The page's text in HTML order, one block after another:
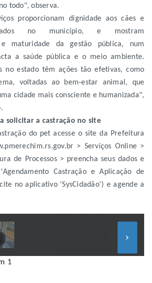
todo", observa.
proporcionam dignidade aos cães e
no município, e mostram
e maturidade da gestão pública, num
a saúde pública e o meio ambiente.
no estado têm ações tão efetivas, como
voltadas ao bem-estar animal, que
cidade mais consciente e humanizada",
solicitar a castração no site
do pet acesse o site da Prefeitura
> Serviços Online >
de Processos > preencha seus dados e
Castração e Aplicação de
no aplicativo 'SysCidadão') e agende a
keyboard_arrow_right
1